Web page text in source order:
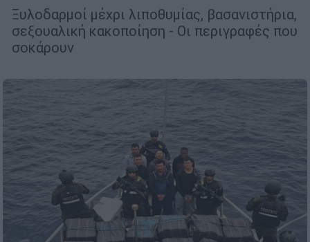
Ξυλοδαρμοί μέχρι λιποθυμίας, βασανιστήρια,
σεξουαλική κακοποίηση - Οι περιγραφές που
σοκάρουν